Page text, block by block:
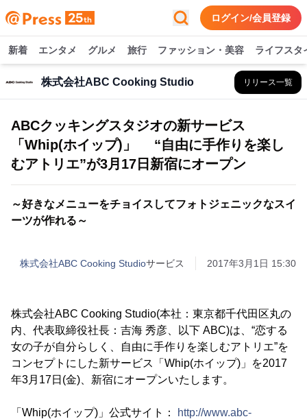
ログイン/会員登録
新着 エンタメ グルメ 旅行 ファッション・美容 ライフスタ
株式会社ABC Cooking Studio リリース一覧
ABCクッキングスタジオの新サービス
「Whip(ホイップ)」 “自由に手作りを楽し
むアトリエ”が3月17日新宿にオープン
～好きなメニューをチョイスしてフォトジェニックなスイ
ーツが作れる～
株式会社ABC Cooking Studioサービス 2017年3月1日 15:30
株式会社ABC Cooking Studio(本社：東京都千代田区丸の
内、代表取締役社長：吉海 秀彦、以下 ABC)は、“恋する
女の子が自分らしく、自由に手作りを楽しむアトリエ”を
コンセプトにした新サービス「Whip(ホイップ)」を2017
年3月17日(金)、新宿にオープンいたします。
「Whip(ホイップ)」公式サイト：
http://www.abc-